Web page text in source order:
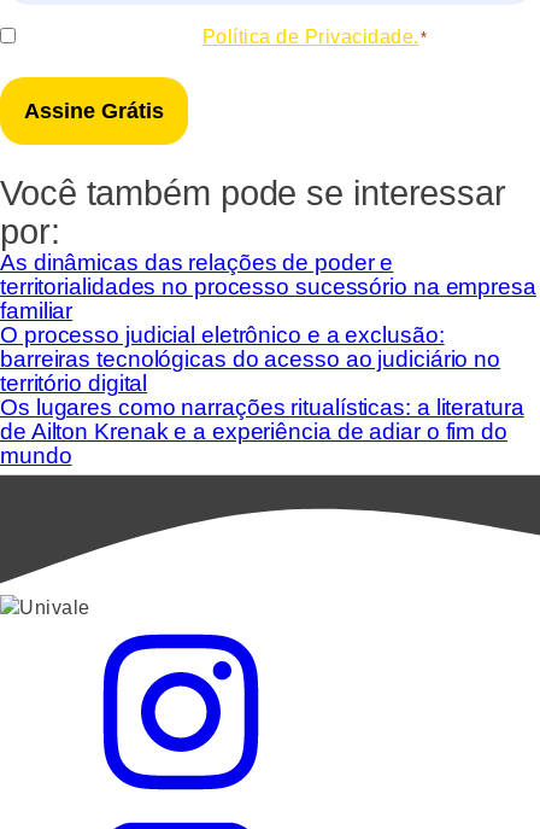
Consentir Política de Privacidade. *
Você também pode se interessar
por:
As dinâmicas das relações de poder e
territorialidades no processo sucessório na empresa
familiar
O processo judicial eletrônico e a exclusão:
barreiras tecnológicas do acesso ao judiciário no
território digital
Os lugares como narrações ritualísticas: a literatura
de Ailton Krenak e a experiência de adiar o fim do
mundo